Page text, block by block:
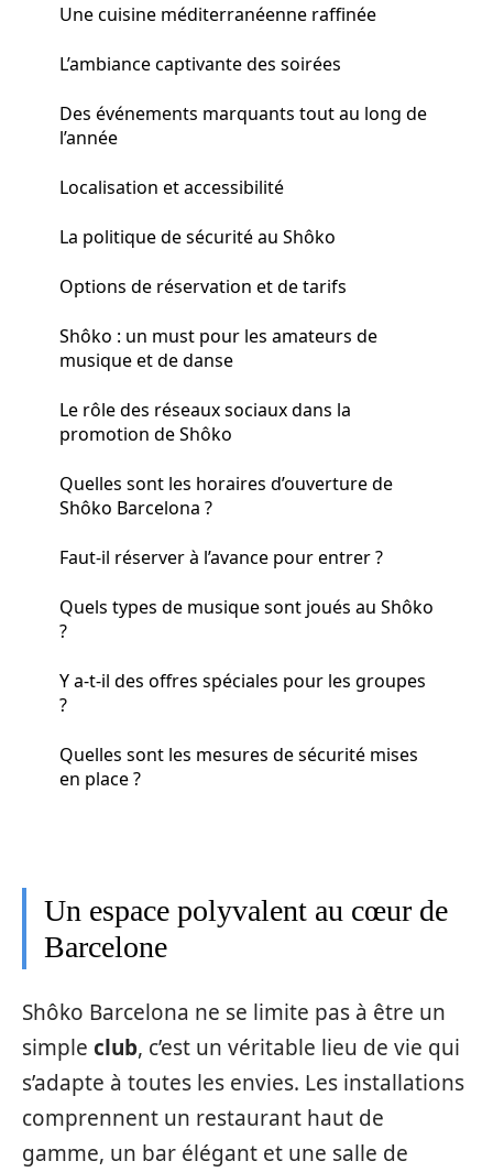
Une cuisine méditerranéenne raffinée
L’ambiance captivante des soirées
Des événements marquants tout au long de
l’année
Localisation et accessibilité
La politique de sécurité au Shôko
Options de réservation et de tarifs
Shôko : un must pour les amateurs de
musique et de danse
Le rôle des réseaux sociaux dans la
promotion de Shôko
Quelles sont les horaires d’ouverture de
Shôko Barcelona ?
Faut-il réserver à l’avance pour entrer ?
Quels types de musique sont joués au Shôko
?
Y a-t-il des offres spéciales pour les groupes
?
Quelles sont les mesures de sécurité mises
en place ?
Un espace polyvalent au cœur de
Barcelone
Shôko Barcelona ne se limite pas à être un
simple club, c’est un véritable lieu de vie qui
s’adapte à toutes les envies. Les installations
comprennent un restaurant haut de
gamme, un bar élégant et une salle de